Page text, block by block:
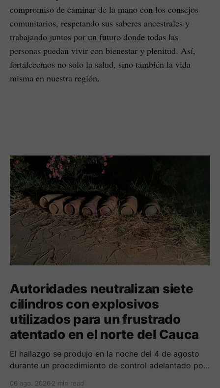
compromiso de caminar de la mano con los consejos
comunitarios, respetando sus saberes ancestrales y
trabajando juntos por un futuro donde todas las
personas puedan vivir con bienestar y plenitud. Así,
fortalecemos no solo la salud, sino también la vida
misma en nuestra región.
Autoridades neutralizan siete
cilindros con explosivos
utilizados para un frustrado
atentado en el norte del Cauca
El hallazgo se produjo en la noche del 4 de agosto
durante un procedimiento de control adelantado por
06 ago. 2026 2 min read